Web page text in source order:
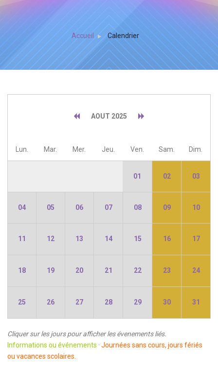
Accueil Calendrier
AOUT 2025
Lun. Mar. Mer. Jeu. Ven. Sam. Dim.
01 02 03
04 05 06 07 08 09 10
11 12 13 14 15 16 17
18 19 20 21 22 23 24
25 26 27 28 29 30 31
Cliquer sur les jours pour afficher les évenements liés.
Informations ou événements · Journées sans cours, jours fériés
ou vacances scolaires.